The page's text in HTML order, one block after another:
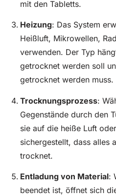
mit den Tabletts.
Heizung: Das System
Heißluft, Mikrowellen,
verwenden. Der Typ
getrocknet werden soll
getrocknet werden muss.
Trocknungsprozess:
Gegenstände durch den
sie auf die heiße Luft
sichergestellt, dass alles
trocknet.
Entladung von Material:
beendet ist, öffnet sich